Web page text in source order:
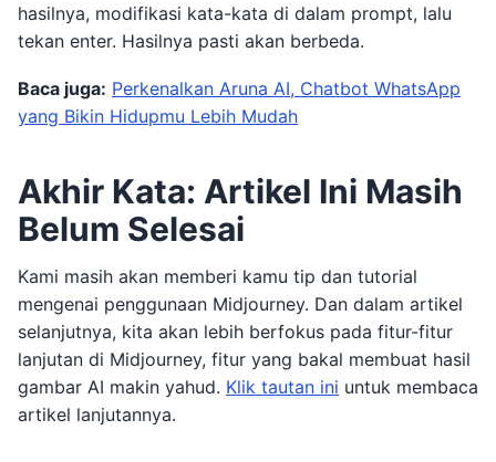
hasilnya, modifikasi kata-kata di dalam prompt, lalu
tekan enter. Hasilnya pasti akan berbeda.
Baca juga: Perkenalkan Aruna AI, Chatbot WhatsApp
yang Bikin Hidupmu Lebih Mudah
Akhir Kata: Artikel Ini Masih
Belum Selesai
Kami masih akan memberi kamu tip dan tutorial
mengenai penggunaan Midjourney. Dan dalam artikel
selanjutnya, kita akan lebih berfokus pada fitur-fitur
lanjutan di Midjourney, fitur yang bakal membuat hasil
gambar AI makin yahud. Klik tautan ini untuk membaca
artikel lanjutannya.